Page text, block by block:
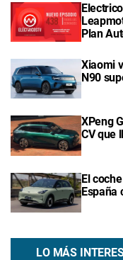
Plan
Xiaomi
N90
XPeng
CV que
El
España
LO MÁS